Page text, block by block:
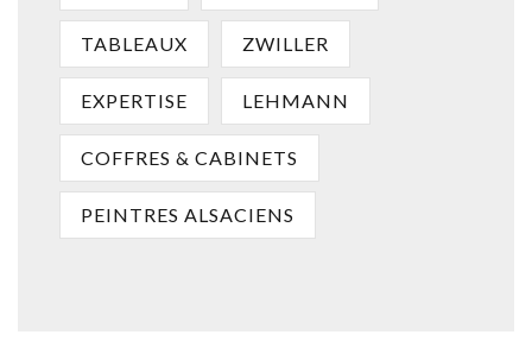
TABLEAUX ZWILLER
EXPERTISE LEHMANN
COFFRES & CABINETS
PEINTRES ALSACIENS